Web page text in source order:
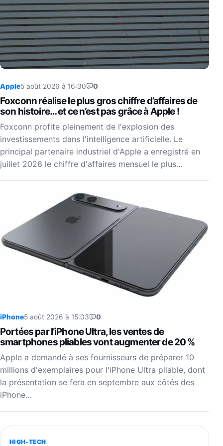
Apple5 août 2026 à 16:30 0
Foxconn réalise le plus gros chiffre d’affaires de
son histoire… et ce n’est pas grâce à Apple !
Foxconn profite pleinement de l'explosion des
investissements dans l'intelligence artificielle. Le
principal partenaire industriel d'Apple a enregistré en
juillet 2026 le chiffre d'affaires mensuel le plus…
iPhone5 août 2026 à 15:03 0
Portées par l’iPhone Ultra, les ventes de
smartphones pliables vont augmenter de 20 %
Apple a demandé à ses fournisseurs de préparer 10
millions d'exemplaires pour l'iPhone Ultra pliable, dont
la présentation se fera en septembre aux côtés des
iPhone…
HIGH-TECH